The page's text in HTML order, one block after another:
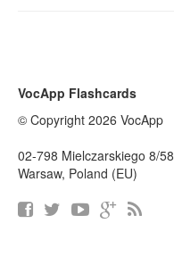
VocApp Flashcards
© Copyright 2026 VocApp
02-798 Mielczarskiego 8/58
Warsaw, Poland (EU)